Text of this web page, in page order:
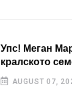
Упс! Меган
кралското
AUGUST 07,